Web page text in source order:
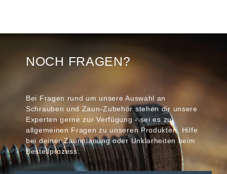
NOCH FRAGEN?
Bei Fragen rund um unsere Auswahl an
Schrauben und Zaun-Zubehör stehen dir unsere
Experten gerne zur Verfügung - sei es zu
allgemeinen Fragen zu unseren Produkten, Hilfe
bei deiner Zaunplanung oder Unklarheiten beim
Bestellprozess.